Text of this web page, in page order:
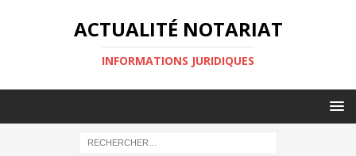
ACTUALITÉ NOTARIAT
INFORMATIONS JURIDIQUES